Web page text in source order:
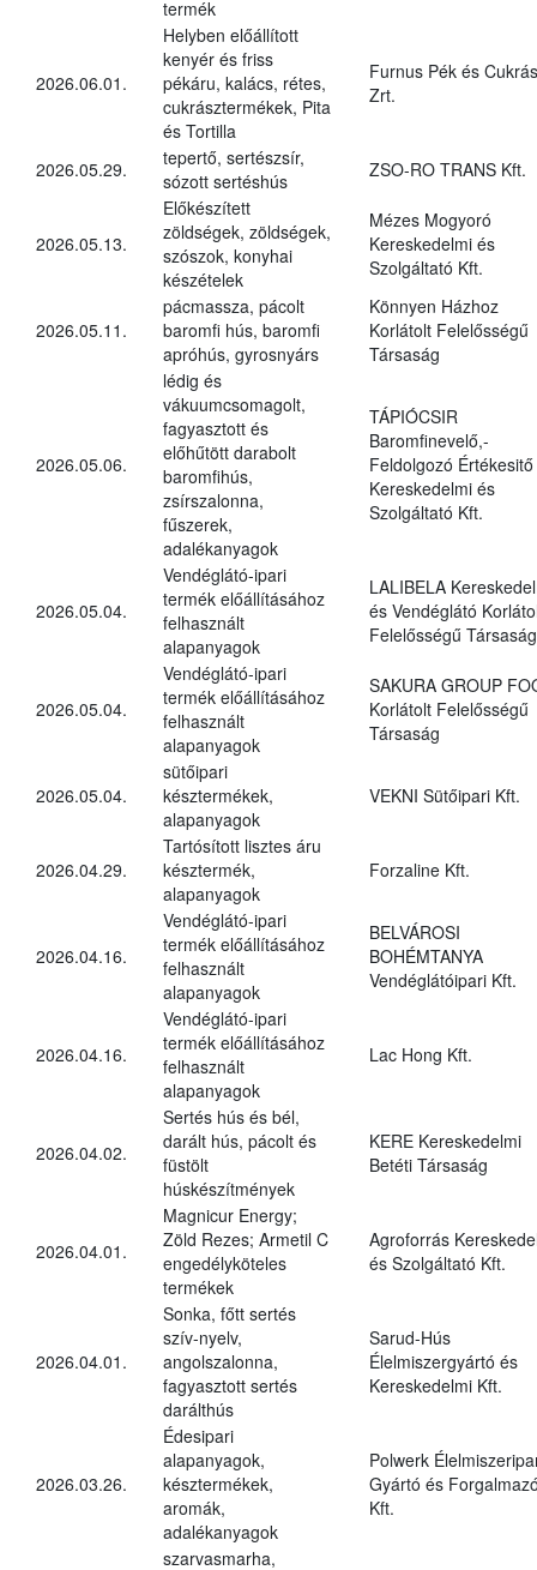
termék
2026.06.01.
Helyben előállított
kenyér és friss
pékáru, kalács, rétes,
cukrásztermékek, Pita
és Tortilla
Furnus Pék és
Zrt.
2026.05.29.
tepertő, sertészsír,
sózott sertéshús
ZSO-RO TRANS Kft.
2026.05.13.
Előkészített
zöldségek, zöldségek,
szószok, konyhai
készételek
Mézes Mogyoró
Kereskedelmi és
Szolgáltató Kft.
2026.05.11.
pácmassza, pácolt
baromfi hús, baromfi
apróhús, gyrosnyárs
Könnyen Házhoz
Korlátolt Felelősségű
Társaság
2026.05.06.
lédig és
vákuumcsomagolt,
fagyasztott és
előhűtött darabolt
baromfihús,
zsírszalonna,
fűszerek,
adalékanyagok
TÁPIÓCSIR
Baromfinevelő,-
Feldolgozó Értékesitő
Kereskedelmi és
Szolgáltató Kft.
2026.05.04.
Vendéglátó-ipari
termék előállításához
felhasznált
alapanyagok
LALIBELA
és Vendéglátó
Felelősségű Társaság
2026.05.04.
Vendéglátó-ipari
termék előállításához
felhasznált
alapanyagok
SAKURA GROUP
Korlátolt Felelősségű
Társaság
2026.05.04.
sütőipari
késztermékek,
alapanyagok
VEKNI Sütőipari Kft.
2026.04.29.
Tartósított lisztes áru
késztermék,
alapanyagok
Forzaline Kft.
2026.04.16.
Vendéglátó-ipari
termék előállításához
felhasznált
alapanyagok
BELVÁROSI
BOHÉMTANYA
Vendéglátóipari Kft.
2026.04.16.
Vendéglátó-ipari
termék előállításához
felhasznált
alapanyagok
Lac Hong Kft.
2026.04.02.
Sertés hús és bél,
darált hús, pácolt és
füstölt
húskészítmények
KERE Kereskedelmi
Betéti Társaság
2026.04.01.
Magnicur Energy;
Zöld Rezes; Armetil C
engedélyköteles
termékek
Agroforrás
és Szolgáltató Kft.
2026.04.01.
Sonka, főtt sertés
szív-nyelv,
angolszalonna,
fagyasztott sertés
darálthús
Sarud-Hús
Élelmiszergyártó és
Kereskedelmi Kft.
2026.03.26.
Édesipari
alapanyagok,
késztermékek,
aromák,
adalékanyagok
Polwerk
Gyártó és
Kft.
szarvasmarha,